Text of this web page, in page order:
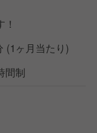
(1ヶ月当たり)
間制